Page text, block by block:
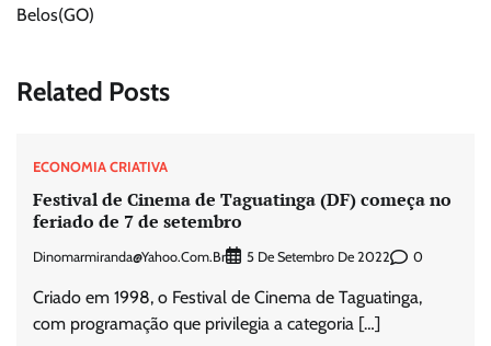
Belos(GO)
Related Posts
ECONOMIA CRIATIVA
Festival de Cinema de Taguatinga (DF) começa no
feriado de 7 de setembro
Dinomarmiranda@yahoo.com.br 5 De Setembro De 2022 0
Criado em 1998, o Festival de Cinema de Taguatinga,
com programação que privilegia a categoria […]